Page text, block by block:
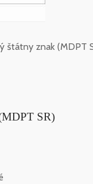
štátny znak (MDPT
SR)